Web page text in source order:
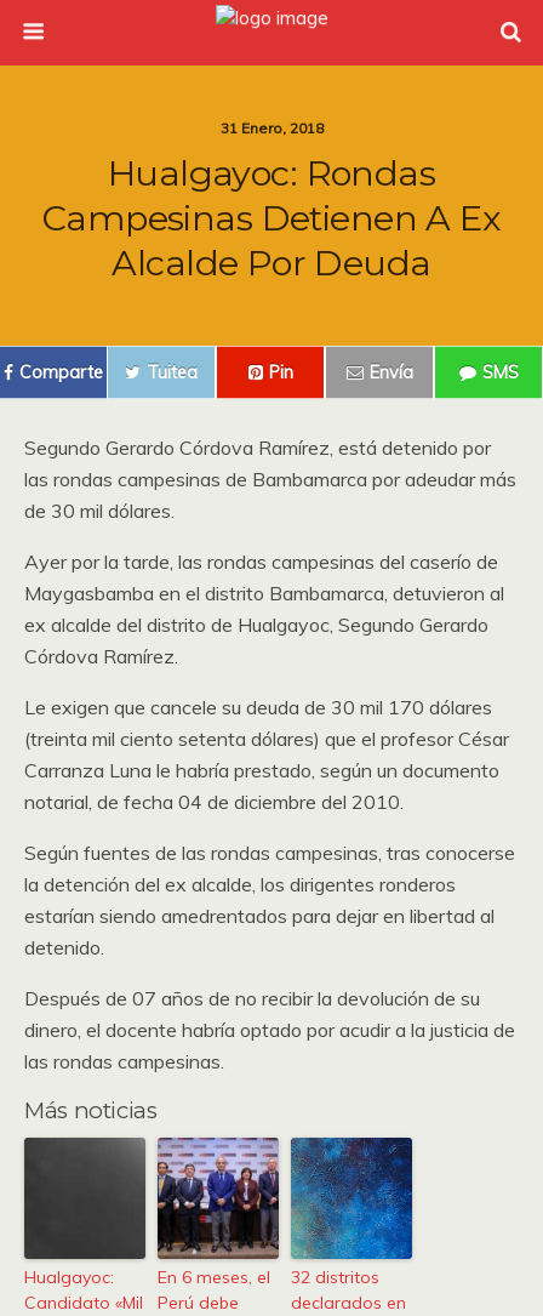
31 Enero, 2018
Hualgayoc: Rondas
Campesinas Detienen A Ex
Alcalde Por Deuda
Comparte Tuitea Pin Envía SMS
Segundo Gerardo Córdova Ramírez, está detenido por
las rondas campesinas de Bambamarca por adeudar más
de 30 mil dólares.
Ayer por la tarde, las rondas campesinas del caserío de
Maygasbamba en el distrito Bambamarca, detuvieron al
ex alcalde del distrito de Hualgayoc, Segundo Gerardo
Córdova Ramírez.
Le exigen que cancele su deuda de 30 mil 170 dólares
(treinta mil ciento setenta dólares) que el profesor César
Carranza Luna le habría prestado, según un documento
notarial, de fecha 04 de diciembre del 2010.
Según fuentes de las rondas campesinas, tras conocerse
la detención del ex alcalde, los dirigentes ronderos
estarían siendo amedrentados para dejar en libertad al
detenido.
Después de 07 años de no recibir la devolución de su
dinero, el docente habría optado por acudir a la justicia de
las rondas campesinas.
Más noticias
Hualgayoc:
Candidato «Mil
En 6 meses, el
Perú debe
32 distritos
declarados en